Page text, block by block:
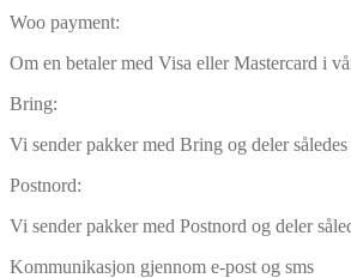
Woo payment:
Om en betaler med Visa eller Mastercard i
Bring:
Vi sender pakker med Bring og deler
Postnord:
Vi sender pakker med Postnord og deler
Kommunikasjon gjennom e-post og sms